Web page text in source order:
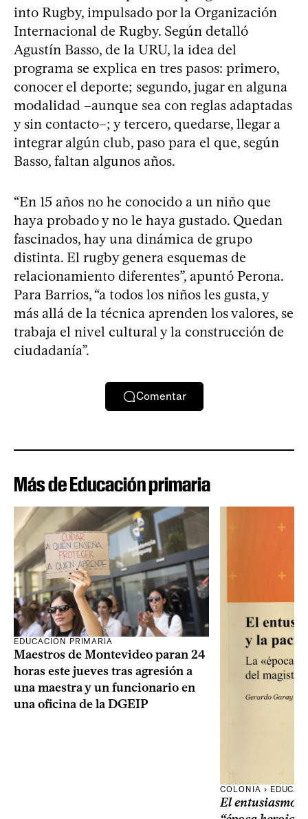
into Rugby, impulsado por la Organización
Internacional de Rugby. Según detalló
Agustín Basso, de la URU, la idea del
programa se explica en tres pasos: primero,
conocer el deporte; segundo, jugar en alguna
modalidad –aunque sea con reglas adaptadas
y sin contacto–; y tercero, quedarse, llegar a
integrar algún club, paso para el que, según
Basso, faltan algunos años.
“En 15 años no he conocido a un niño que
haya probado y no le haya gustado. Quedan
fascinados, hay una dinámica de grupo
distinta. El rugby genera esquemas de
relacionamiento diferentes”, apuntó Perona.
Para Barrios, “a todos los niños les gusta, y
más allá de la técnica aprenden los valores, se
trabaja el nivel cultural y la construcción de
ciudadanía”.
Comentar
Más de Educación primaria
EDUCACIÓN PRIMARIA
Maestros de Montevideo paran 24
horas este jueves tras agresión a
una maestra y un funcionario en
una oficina de la DGEIP
COLONIA ›
El entusiasmo